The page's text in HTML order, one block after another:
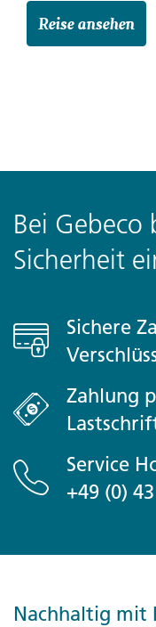
Reise ansehen
Bei
Sicherheit
Sichere
Zahlung
Service
+49 (0)
Nachhaltig mit